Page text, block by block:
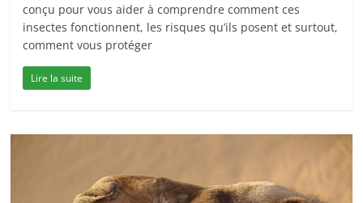
conçu pour vous aider à comprendre comment ces
insectes fonctionnent, les risques qu’ils posent et surtout,
comment vous protéger
Lire la suite